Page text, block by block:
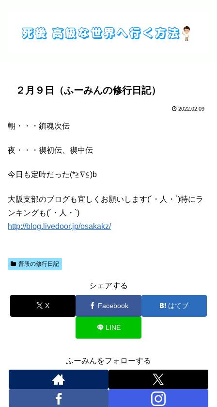
２月９日（ふーみんの修行日記）
2022.02.09
朝・・・鎮魂次伝
夜・・・禊初伝、禊中伝
今日も定時だった(*≧∇≦)b
大阪支部のブログも宜しくお願いします(´・人・`)特にラ
ンキングも(´・人・`)
http://blog.livedoor.jp/osakakz/
普段の修行日記
シェアする
X Facebook はてブ
LINE
ふーみんをフォローする